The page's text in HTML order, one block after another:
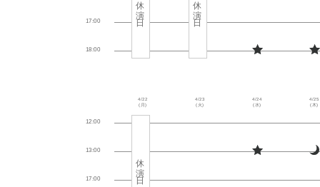
休演日 休演日
17:00
18:00
4/22
(月)
4/23
(火)
4/24
(水)
4/25
(木)
12:00
休演日
13:00
17:00